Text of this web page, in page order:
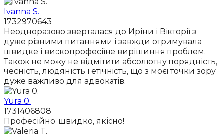
Ivanna S.
1732970643
Неодноразово зверталася до Иріни і Вікторії з
дуже різними питаннями і завжди отримувала
швидке і вископрофесіїне вирішиння проблем.
Також не можу не відмітити абсолютну порядність,
чесність, людяність і етічність, що з моєї точки зору
дуже важливо для адвокатів.
Yura 0.
1731406808
Професійно, швидко, якісно!